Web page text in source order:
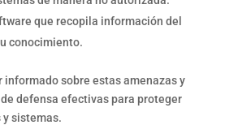
que recopila información del
conocimiento.
informado sobre estas amenazas y
defensa efectivas para proteger
sistemas.